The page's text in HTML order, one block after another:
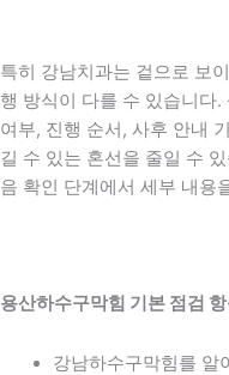
특히 강남치과는 겉으로 보
행 방식이 다를 수 있습니다
여부, 진행 순서, 사후 안내
길 수 있는 혼선을 줄일 수
음 확인 단계에서 세부 내용
용산하수구막힘 기본 점검
강남하수구막힘를 알